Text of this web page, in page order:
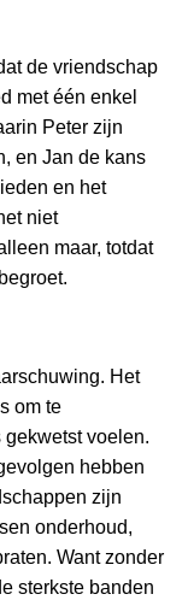
de vriendschap
met één enkel
Peter zijn
en Jan de kans
en het
niet
maar, totdat
Het
om te
voelen.
hebben
zijn
onderhoud,
Want zonder
sterkste banden